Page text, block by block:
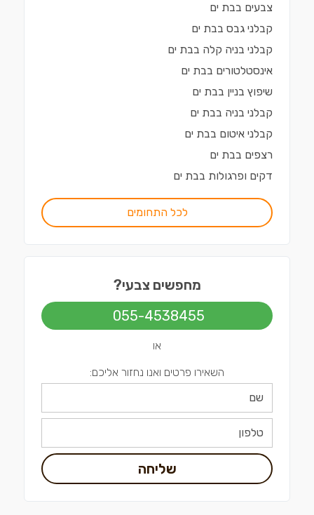
צבעים בבת ים
קבלני גבס בבת ים
קבלני בניה קלה בבת ים
אינסטלטורים בבת ים
שיפוץ בניין בבת ים
קבלני בניה בבת ים
קבלני איטום בבת ים
רצפים בבת ים
דקים ופרגולות בבת ים
לכל התחומים
מחפשים צבעי?
055-4538455
או
השאירו פרטים ואנו נחזור אליכם:
שליחה